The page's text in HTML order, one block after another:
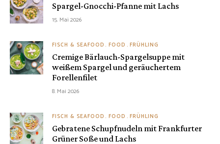
Spargel-Gnocchi-Pfanne mit Lachs
15. Mai 2026
FISCH & SEAFOOD FOOD FRÜHLING
Cremige Bärlauch-Spargelsuppe mit
weißem Spargel und geräuchertem
Forellenfilet
8. Mai 2026
FISCH & SEAFOOD FOOD FRÜHLING
Gebratene Schupfnudeln mit Frankfurter
Grüner Soße und Lachs